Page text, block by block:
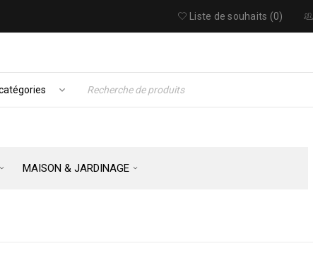
Liste de souhaits (0)
MAISON & JARDINAGE